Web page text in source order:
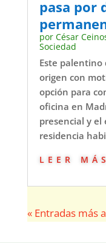
pasa por
por César
Sociedad
Este palentino
origen con
opción para
oficina en
presencial y el
residencia
leer más
« Entradas más